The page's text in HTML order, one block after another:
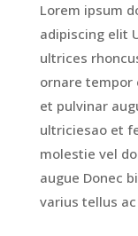
Lorem ipsum
adipiscing elit
ultrices
ornare tempor
et pulvinar
ultriciesao et
molestie vel
augue Donec
varius tellus